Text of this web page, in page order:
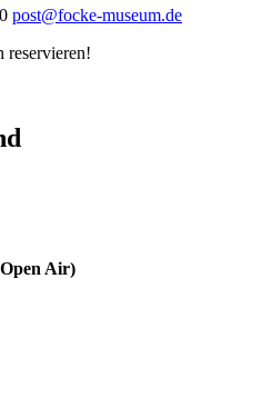
post@focke-museum.de
Air)